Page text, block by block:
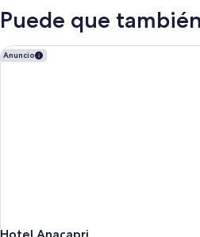
Puede que
Anuncio
Hotel Anacapri